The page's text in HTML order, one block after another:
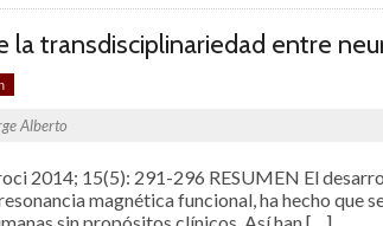
la transdisciplinariedad entre
Alberto
2014; 15(5): 291-296 RESUMEN El
magnética funcional, ha hecho que